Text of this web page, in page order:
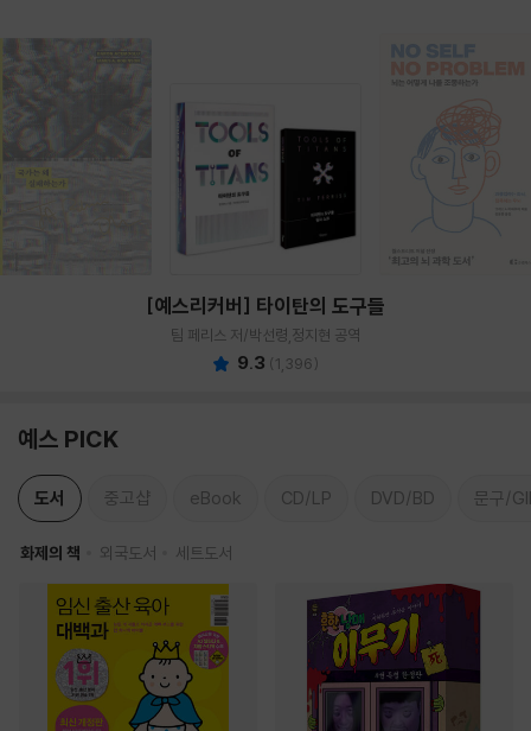
[예스리커버] 타이탄의 도구들
팀 페리스 저/박선령,정지현 공역
9.3 (1,396)
예스 PICK
도서 중고샵 eBook CD/LP DVD/BD 문구/
화제의 책 외국도서 세트도서